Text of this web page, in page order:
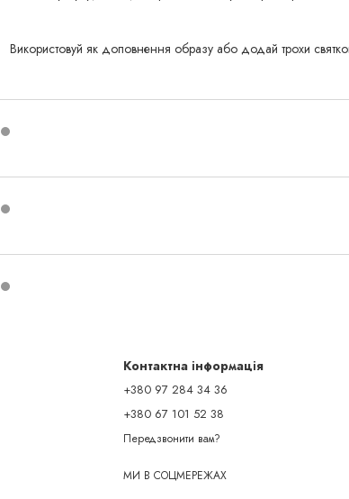
Використовуй як доповнення образу або додай трохи
Контактна інформація
+380 97 284 34 36
+380 67 101 52 38
Передзвонити вам?
МИ В СОЦМЕРЕЖАХ